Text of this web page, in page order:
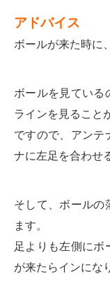
アドバイス
ボールが来た時に
ボールを見ている
ラインを見ること
ですので、アンテ
ナに左足を合わせ
そして、ボールの
ます。
足よりも左側にボ
が来たらインにな